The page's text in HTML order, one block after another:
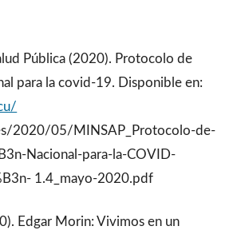
Pública (2020). Protocolo de
para la covid-19. Disponible en:
2020/05/MINSAP_Protocolo-de-
Nacional-para-la-COVID-
1.4_mayo-2020.pdf
Edgar Morin: Vivimos en un